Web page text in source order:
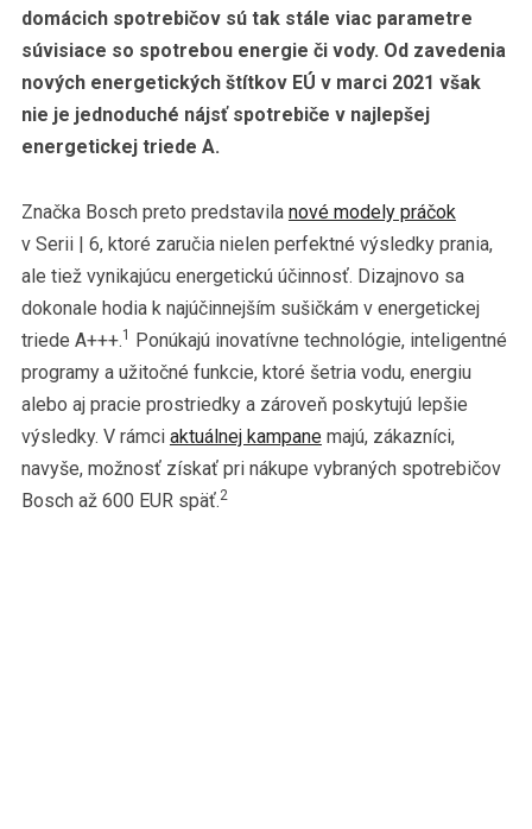
domácich spotrebičov sú tak stále viac parametre
súvisiace so spotrebou energie či vody. Od zavedenia
nových energetických štítkov EÚ v marci 2021 však
nie je jednoduché nájsť spotrebiče v najlepšej
energetickej triede A.
Značka Bosch preto predstavila nové modely práčok
v Serii | 6, ktoré zaručia nielen perfektné výsledky prania,
ale tiež vynikajúcu energetickú účinnosť. Dizajnovo sa
dokonale hodia k najúčinnejším sušičkám v energetickej
triede A+++.1
Ponúkajú inovatívne technológie, inteligentné
programy a užitočné funkcie, ktoré šetria vodu, energiu
alebo aj pracie prostriedky a zároveň poskytujú lepšie
výsledky. V rámci aktuálnej kampanemajú, zákazníci,
navyše, možnosť získať pri nákupe vybraných spotrebičov
Bosch až 600 EUR späť.2